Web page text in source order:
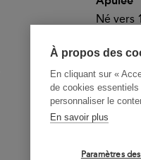
À propos des
En cliquant sur «
de cookies
personnaliser le
En savoir plus
Paramètres
Né vers
pour
rendit à
retour
prêtre
les